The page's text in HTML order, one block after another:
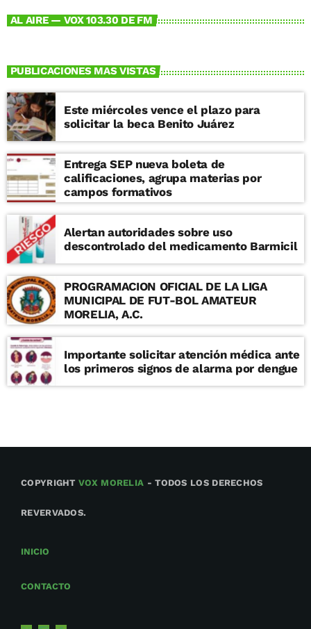
AL AIRE — VOX 103.30 DE FM
PUBLICACIONES MAS VISTAS
Este miércoles vence el plazo para
solicitar la beca Benito Juárez
Entrega SEP nueva boleta de
calificaciones, agrupa materias por
campos formativos
Alertan autoridades sobre uso
descontrolado del medicamento Barmicil
PROGRAMACION OFICIAL DE LA LIGA
MUNICIPAL DE FUT-BOL AMATEUR
MORELIA, A.C.
Importante solicitar atención médica ante
los primeros signos de alarma por dengue
COPYRIGHTVOX MORELIA - TODOS LOS DERECHOS
REVERVADOS.
INICIO
CONTACTO